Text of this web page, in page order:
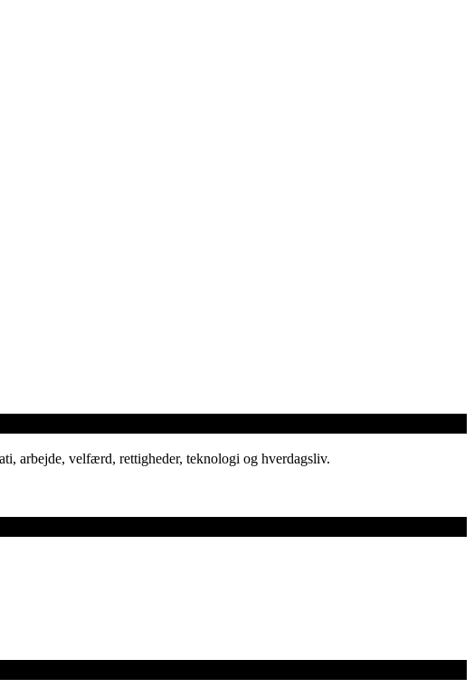
arbejde, velfærd, rettigheder, teknologi og hverdagsliv.